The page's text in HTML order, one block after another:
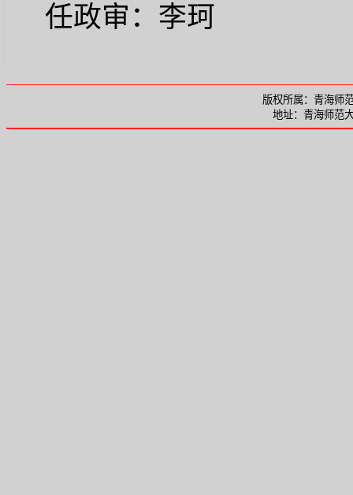
任政审：李珂
版权所属：青海师
地址：青海师范